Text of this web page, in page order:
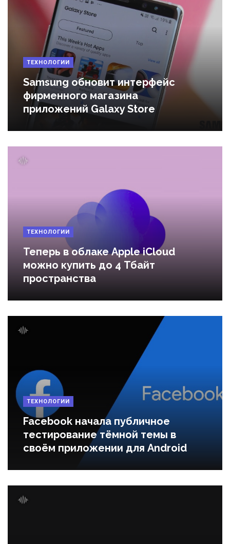
ТЕХНОЛОГИИ
Samsung обновит интерфейс
фирменного магазина
приложений Galaxy Store
ТЕХНОЛОГИИ
Теперь в облаке Apple iCloud
можно купить до 4 Тбайт
пространства
ТЕХНОЛОГИИ
Facebook начала публичное
тестирование тёмной темы в
своём приложении для Android